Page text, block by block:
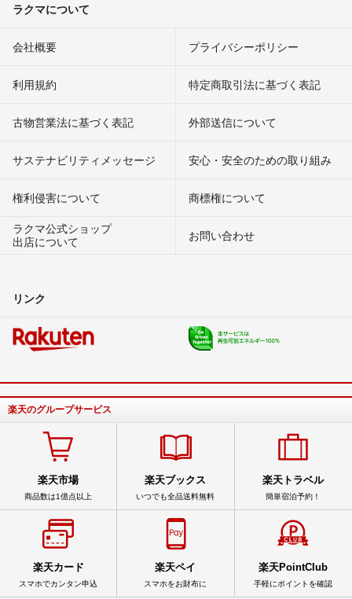
ラクマについて
会社概要 プライバシーポリシー
利用規約 特定商取引法に基づく表記
古物営業法に基づく表記 外部送信について
サステナビリティメッセージ 安心・安全のための取り組み
権利侵害について
商標権について
ラクマ公式ショップ
出店について
お問い合わせ
リンク
楽天のグループサービス
楽天市場
商品数は1億点以上
楽天ブックス
いつでも全品送料無料
楽天トラベル
簡単宿泊予約！
楽天カード
スマホでカンタン申込
楽天ペイ
スマホをお財布に
楽天PointClub
手軽にポイントを確認